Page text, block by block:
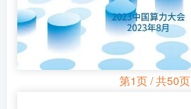
第1页 / 共50页